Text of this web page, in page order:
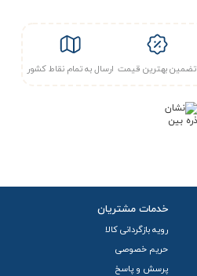
تضمین بهترین قیمت ارسال به تمام نقاط کشور
خدمات مشتریان
رویه بازگردانی کالا
حریم خصوصی
پرسش و پاسخ